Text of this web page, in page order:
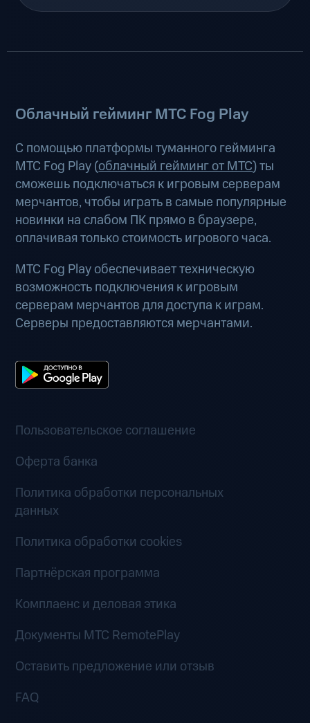
Облачный гейминг МТС Fog Play
С помощью платформы туманного гейминга
МТС Fog Play (облачный гейминг от МТС) ты
сможешь подключаться к игровым серверам
мерчантов, чтобы играть в самые популярные
новинки на слабом ПК прямо в браузере,
оплачивая только стоимость игрового часа.
МТС Fog Play обеспечивает техническую
возможность подключения к игровым
серверам мерчантов для доступа к играм.
Серверы предоставляются мерчантами.
Пользовательское соглашение
Оферта банка
Политика обработки персональных
данных
Политика обработки cookies
Партнёрская программа
Комплаенс и деловая этика
Документы MTC RemotePlay
Оставить предложение или отзыв
FAQ